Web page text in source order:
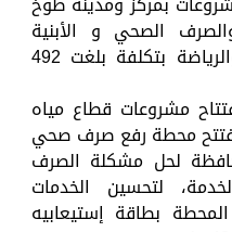
الصحي و الأبنية
التعليمية والصحة والشباب والرياضة بتكلفة بلغت 492
مشروعات قطاع مياه
محطة رفع صرف صحي
لحل مشكلة الصرف
لتحسين الخدمات
بطاقة إستيعابيه